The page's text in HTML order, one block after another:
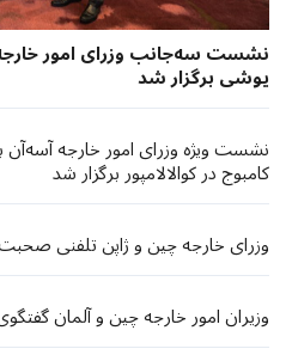
نشست سه‌جانب وزرای امور خارجه
یوشی برگزار شد
نشست ویژه وزرای امور خارجه آسه‌آن
کامبوج در کوالالامپور برگزار شد
وزرای خارجه چین و ژاپن تلفنی
وزیران امور خارجه چین و آلمان